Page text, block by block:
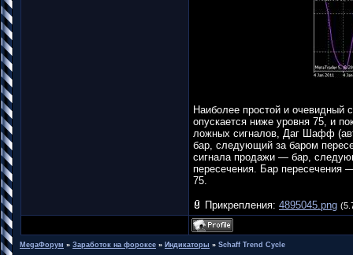
Наиболее простой и очевидный
опускается ниже уровня 75, и
ложных сигналов, Даг Шафф
бар, следующий за баром
сигнала продажи — бар,
пересечения. Бар пересечения
75.
Прикрепления: 4895045.png
MegaФорум » Заработок на фороксе » Индикаторы » Schaff Trend Cycle